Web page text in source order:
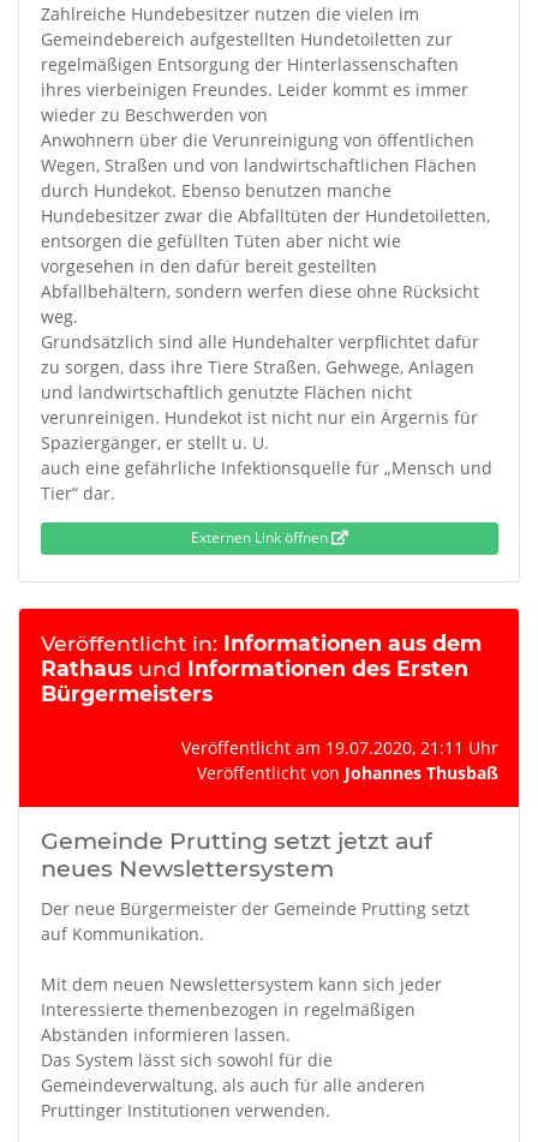
Zahlreiche Hundebesitzer nutzen die vielen im
Gemeindebereich aufgestellten Hundetoiletten zur
regelmäßigen Entsorgung der Hinterlassenschaften
ihres vierbeinigen Freundes. Leider kommt es immer
wieder zu Beschwerden von
Anwohnern über die Verunreinigung von öffentlichen
Wegen, Straßen und von landwirtschaftlichen Flächen
durch Hundekot. Ebenso benutzen manche
Hundebesitzer zwar die Abfalltüten der Hundetoiletten,
entsorgen die gefüllten Tüten aber nicht wie
vorgesehen in den dafür bereit gestellten
Abfallbehältern, sondern werfen diese ohne Rücksicht
weg.
Grundsätzlich sind alle Hundehalter verpflichtet dafür
zu sorgen, dass ihre Tiere Straßen, Gehwege, Anlagen
und landwirtschaftlich genutzte Flächen nicht
verunreinigen. Hundekot ist nicht nur ein Ärgernis für
Spaziergänger, er stellt u. U.
auch eine gefährliche Infektionsquelle für „Mensch und
Tier“ dar.
Externen Link öffnen
Veröffentlicht in: Informationen aus dem
Rathaus und Informationen des Ersten
Bürgermeisters
Veröffentlicht am 19.07.2020, 21:11 Uhr
Veröffentlicht von Johannes Thusbaß
Gemeinde Prutting setzt jetzt auf
neues Newslettersystem
Der neue Bürgermeister der Gemeinde Prutting setzt
auf Kommunikation.
Mit dem neuen Newslettersystem kann sich jeder
Interessierte themenbezogen in regelmäßigen
Abständen informieren lassen.
Das System lässt sich sowohl für die
Gemeindeverwaltung, als auch für alle anderen
Pruttinger Institutionen verwenden.